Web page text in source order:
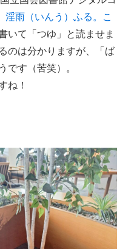
淫雨（いんう）ふる。こ
いて「つゆ」と読ませま
のは分かりますが、「ば
す（苦笑）。
ね！